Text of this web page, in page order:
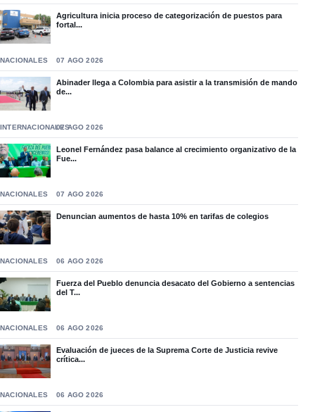
Agricultura inicia proceso de categorización de puestos para
fortal...
NACIONALES 07 AGO 2026
Abinader llega a Colombia para asistir a la transmisión de mando
de...
INTERNACIONALES07 AGO 2026
Leonel Fernández pasa balance al crecimiento organizativo de la
Fue...
NACIONALES 07 AGO 2026
Denuncian aumentos de hasta 10% en tarifas de colegios
NACIONALES 06 AGO 2026
Fuerza del Pueblo denuncia desacato del Gobierno a sentencias
del T...
NACIONALES 06 AGO 2026
Evaluación de jueces de la Suprema Corte de Justicia revive
crítica...
NACIONALES 06 AGO 2026